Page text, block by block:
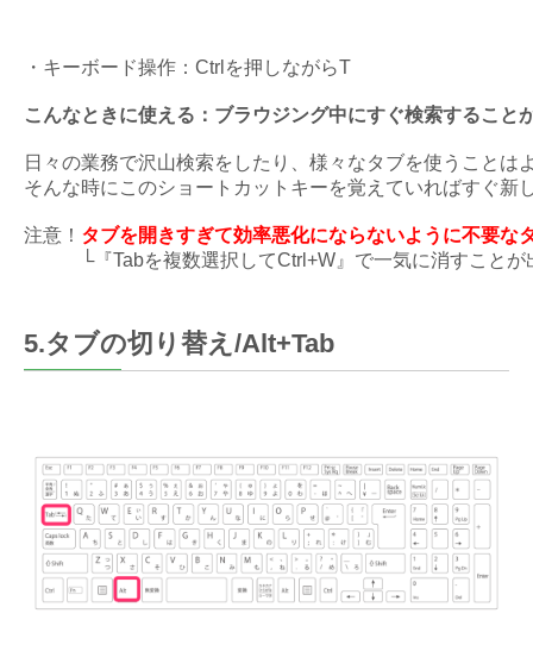
・キーボード操作：Ctrlを押しながらT
こんなときに使える：ブラウジング中にすぐ検索すること
日々の業務で沢山検索をしたり、様々なタブを使うことは
そんな時にこのショートカットキーを覚えていればすぐ
注意！ タブを開きすぎて効率悪化にならないように不要な
└『Tabを複数選択してCtrl+W』で一気に消すことが
5.タブの切り替え/Alt+Tab